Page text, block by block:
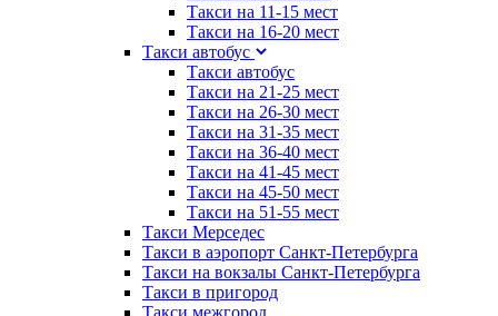
Такси на 11-15 мест
Такси на 16-20 мест
Такси автобус
Такси автобус
Такси на 21-25 мест
Такси на 26-30 мест
Такси на 31-35 мест
Такси на 36-40 мест
Такси на 41-45 мест
Такси на 45-50 мест
Такси на 51-55 мест
Такси Мерседес
Такси в аэропорт Санкт-Петербурга
Такси на вокзалы Санкт-Петербурга
Такси в пригород